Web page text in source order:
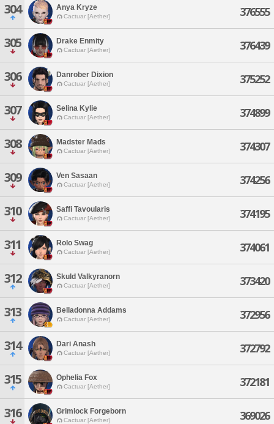
304 Anya Kryze
Cactuar [Aether] 376555
305 Drake Enmity
Cactuar [Aether] 376439
306 Danrober Dixion
Cactuar [Aether] 375252
307 Selina Kylie
Cactuar [Aether] 374899
308 Madster Mads
Cactuar [Aether] 374307
309 Ven Sasaan
Cactuar [Aether] 374256
310 Saffi Tavoularis
Cactuar [Aether] 374195
311 Rolo Swag
Cactuar [Aether] 374061
312 Skuld Valkyranorn
Cactuar [Aether] 373420
313 Belladonna Addams
Cactuar [Aether] 372956
314 Dari Anash
Cactuar [Aether] 372792
315 Ophelia Fox
Cactuar [Aether] 372181
316 Grimlock Forgeborn
Cactuar [Aether] 369026